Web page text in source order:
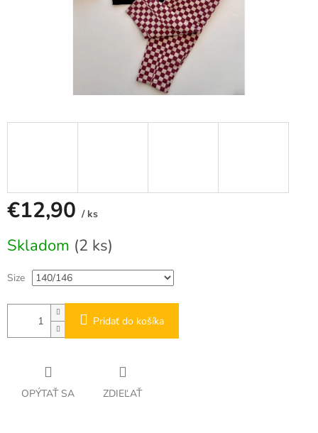
€12,90 / ks
cena:
Skladom (2 ks)
Size
Pridať do košíka
OPÝTAŤ SA ZDIEĽAŤ